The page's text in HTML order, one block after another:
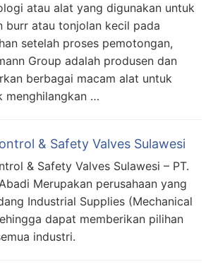
atau alat yang digunakan untuk
burr atau tonjolan kecil pada
setelah proses pemotongan,
Group adalah produsen dan
berbagai macam alat untuk
menghilangkan …
& Safety Valves Sulawesi
& Safety Valves Sulawesi – PT.
Merupakan perusahaan yang
Industrial Supplies (Mechanical
dapat memberikan pilihan
industri.